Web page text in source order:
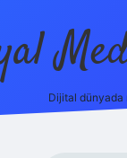
Dijital dünyada